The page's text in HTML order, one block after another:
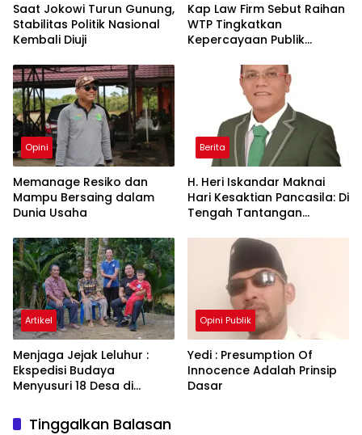
Saat Jokowi Turun Gunung,
Stabilitas Politik Nasional
Kembali Diuji
Kap Law Firm Sebut Raihan
WTP Tingkatkan
Kepercayaan Publik
Opini
Memanage Resiko dan
Mampu Bersaing dalam
Dunia Usaha
Berita
H. Heri Iskandar Maknai
Hari Kesaktian Pancasila: Di
Tengah Tantangan
Bangkit dari
Ketertinggalan
Artikel
Menjaga Jejak Leluhur :
Ekspedisi Budaya
Menyusuri 18 Desa di
Opini Publik
Yedi : Presumption Of
Innocence Adalah Prinsip
Dasar
Tinggalkan Balasan